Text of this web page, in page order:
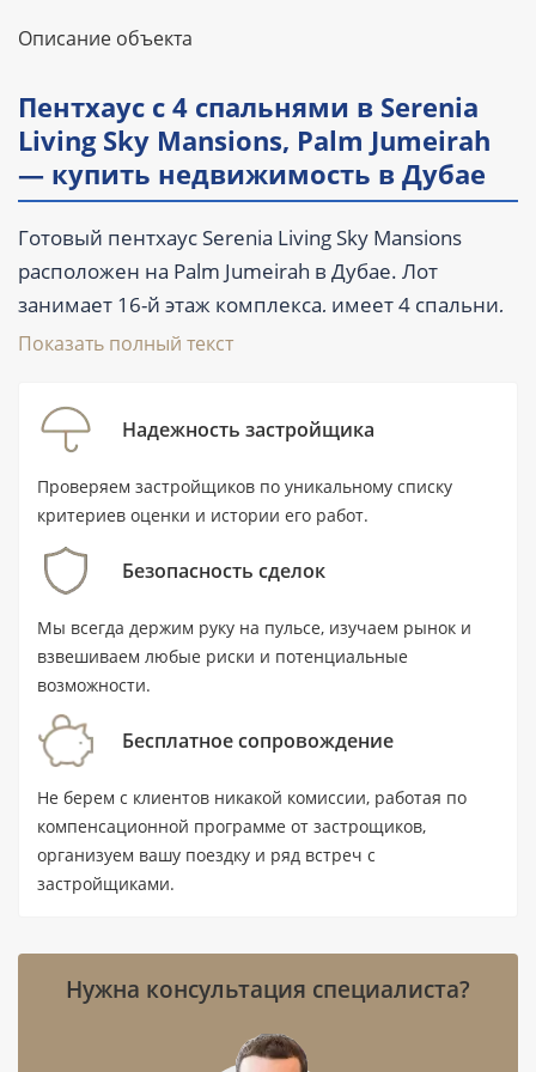
Описание объекта
Пентхаус с 4 спальнями в Serenia
Living Sky Mansions, Palm Jumeirah
— купить недвижимость в Дубае
Готовый пентхаус Serenia Living Sky Mansions
расположен на Palm Jumeirah в Дубае. Лот
занимает 16-й этаж комплекса, имеет 4 спальни,
6 ванных комнат и площадь 1 766,9 м² (19 019 ft²).
по цене от 115 000 000 AED, частично
меблирована и рассчитана на покупателя,
пространство, первая береговая линия и
Ключевые характеристики
Тип:пентхаус с 4 спальнями и 6
ванными комнатами.
от 115 000 000 AED.
Статус:готовый объект на вторичном
рынке; комплекс сдан в IV квартале 2025
станция Atlantis Aquaventure находится в
Показать полный текст
Надежность застройщика
Проверяем застройщиков по уникальному списку
критериев оценки и истории его работ.
Безопасность сделок
Мы всегда держим руку на пульсе, изучаем рынок и
взвешиваем любые риски и потенциальные
возможности.
Бесплатное сопровождение
Не берем с клиентов никакой комиссии, работая по
компенсационной программе от застрощиков,
организуем вашу поездку и ряд встреч с
застройщиками.
Нужна консультация специалиста?